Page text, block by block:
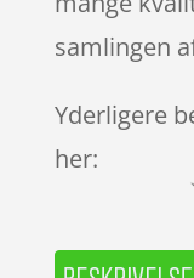
samlingen
Yderligere
her: